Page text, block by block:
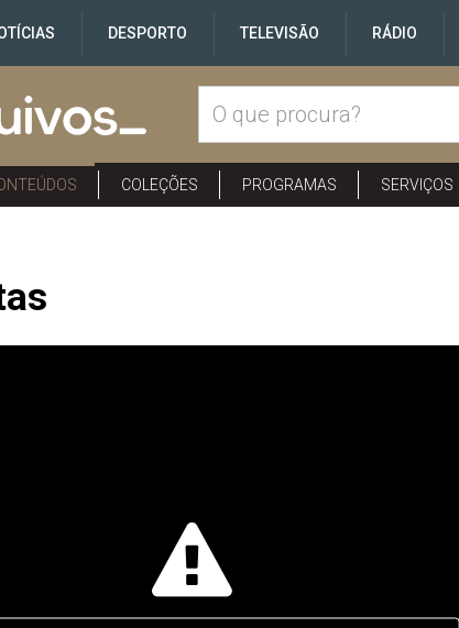
DESPORTO TELEVISÃO RÁDIO
COLEÇÕES PROGRAMAS SERVIÇOS